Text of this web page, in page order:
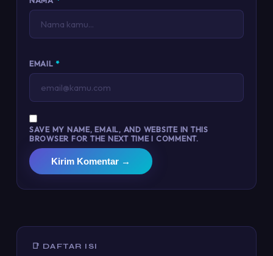
EMAIL *
SAVE MY NAME, EMAIL, AND WEBSITE IN THIS
BROWSER FOR THE NEXT TIME I COMMENT.
Kirim Komentar →
📑 DAFTAR ISI